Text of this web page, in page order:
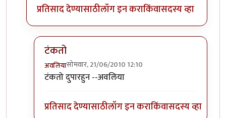
प्रतिसाद देण्यासाठीलॉग इन कराकिंवासदस्य व्हा
टंकतो
अवलियासोमवार, 21/06/2010 12:10
In reply toकर की मगby
टंकतो दुपारहुन --अवलिया
प्रतिसाद देण्यासाठीलॉग इन कराकिंवासदस्य व्हा